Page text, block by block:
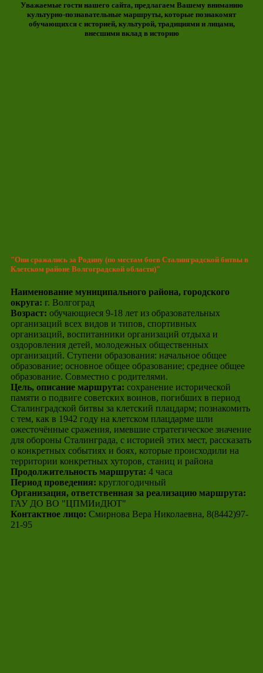
Уважаемые гости нашего сайта, предлагаем Вашему вниманию
культурно-познавательные маршруты, которые познакомят
обучающихся с историей, культурой, традициями и лицами,
внесшими вклад в историю
"Они сражались за Родину (по местам боев Сталинградской битвы в
Клетском районе Волгоградской области)"
Наименование муниципального района, городского
округа: г. Волгоград
Возраст: обучающиеся 9-18 лет из образовательных
организаций всех видов и типов, спортивных
организаций, воспитанники организаций отдыха и
оздоровления детей, молодежных общественных
организаций. Ступени образования: начальное общее
образование; основное общее образование; среднее общее
образование. Совместно с родителями.
Цель, описание маршрута: сохранение исторической
памяти о подвиге советских воинов, погибших в период
Сталинградской битвы за клетский плацдарм; познакомить
с тем, как в 1942 году на клетском плацдарме шли
ожесточённые сражения, имевшие стратегическое значение
для обороны Сталинграда, с историей этих мест, рассказать
о конкретных событиях и боях, которые происходили на
территории конкретных хуторов, станиц и района
Продолжительность маршрута: 4 часа
Период проведения: круглогодичный
Организация, ответственная за реализацию маршрута:
ГАУ ДО ВО "ЦПМИиДЮТ"
Контактное лицо: Смирнова Вера Николаевна, 8(8442)97-
21-95